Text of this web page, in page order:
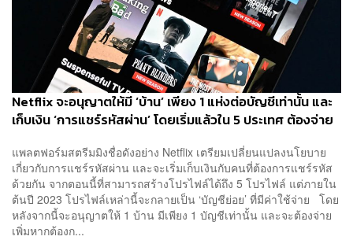
Netflix จะอนุญาตให้มี ‘บ้าน’ เพียง 1 แห่งต่อบัญชีเท่านั้น และ
เก็บเงิน ‘การแชร์รหัสผ่าน’ โดยเริ่มแล้วใน 5 ประเทศ ต้องจ่าย
แพลตฟอร์มสตรีมมิงชื่อดังอย่าง Netflix เตรียมเปลี่ยนแปลงนโยบาย
เกี่ยวกับการแชร์รหัสผ่าน และจะเริ่มเก็บเงินกับคนที่ต้องการแชร์รหัส
ด้วยกัน จากตอนนี้ที่สามารถสร้างโปรไฟล์ได้ถึง 5 โปรไฟล์ แต่ภายใน
ต้นปี 2023 โปรไฟล์เหล่านี้จะกลายเป็น ‘บัญชีย่อย’ ที่มีค่าใช้จ่าย โดย
หลังจากนี้จะอนุญาตให้ 1 บ้าน มีเพียง 1 บัญชีเท่านั้น และจะต้องจ่าย
เพิ่มหากต้องก...